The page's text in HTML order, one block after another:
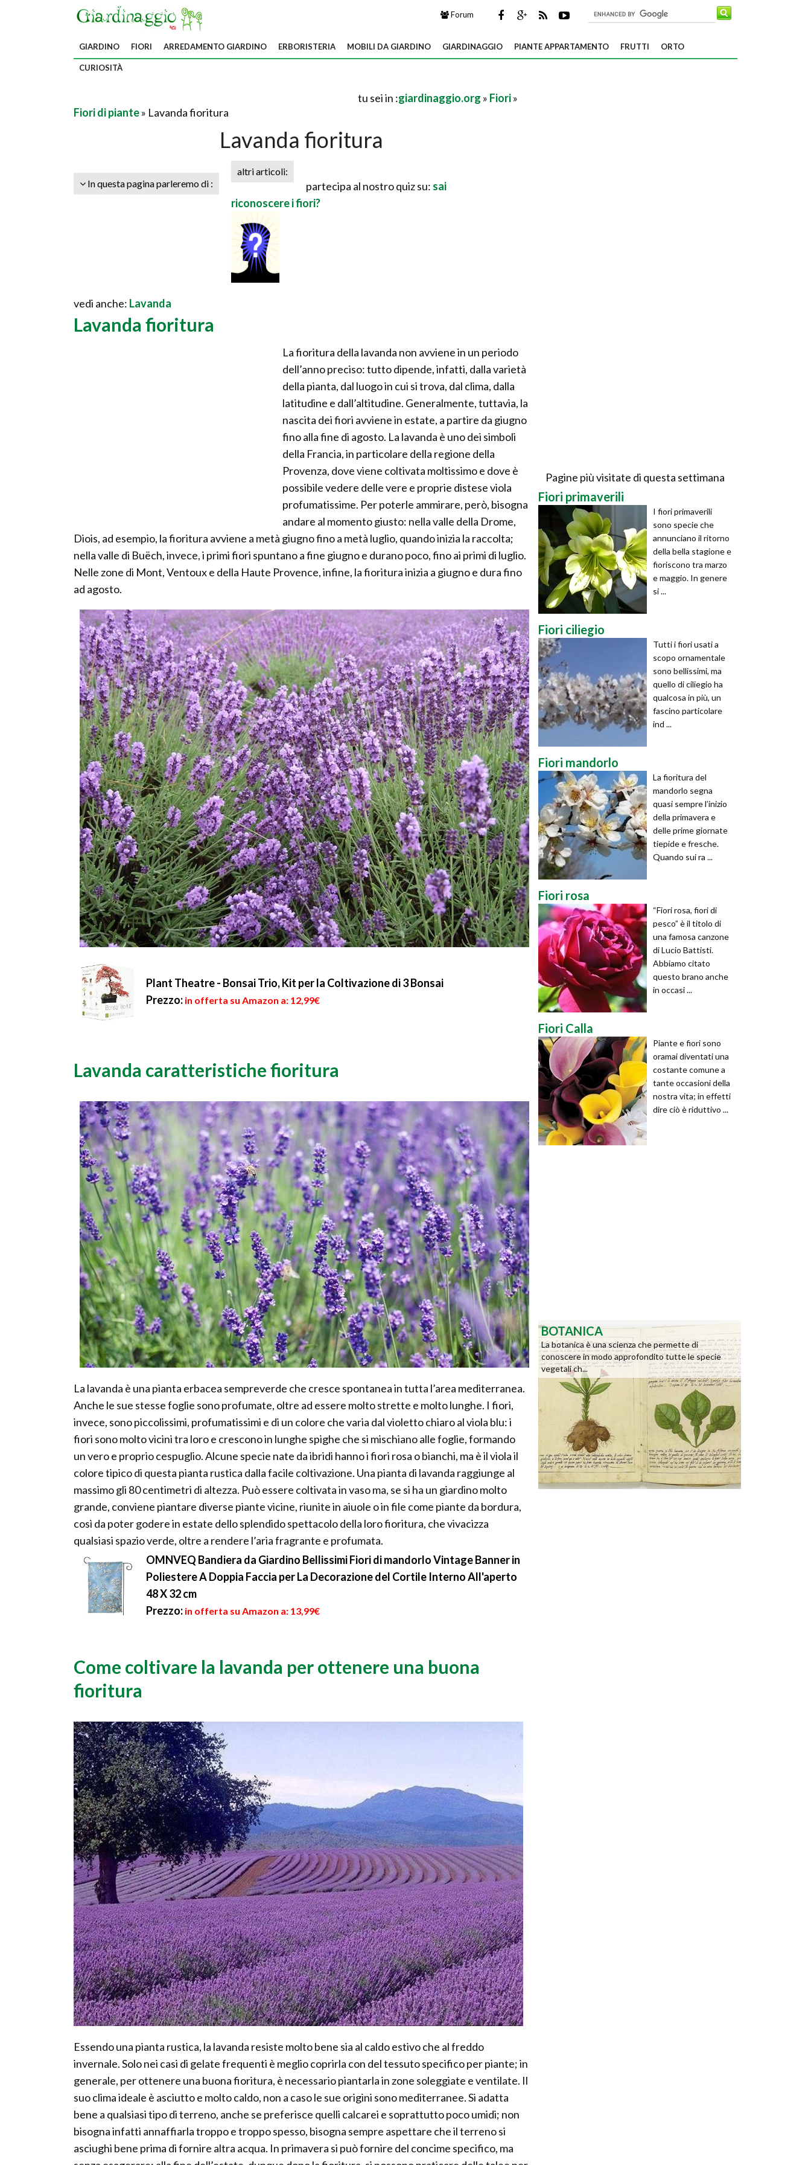
Forum
GIARDINO FIORI ARREDAMENTO GIARDINO ERBORISTERIA MOBILI DA GIARDINO GIARDINAGGIO PIANTE APPARTAMENTO FRUTTI ORTO
CURIOSITÀ
tu sei in :giardinaggio.org » Fiori»
Fiori di piante» Lavanda fioritura
Lavanda fioritura
In questa pagina parleremo di :
altri articoli:
partecipa al nostro quiz su: sai
riconoscere i fiori?
vedi anche: Lavanda
Lavanda fioritura
La fioritura della lavanda non avviene in un periodo
dell’anno preciso: tutto dipende, infatti, dalla varietà
della pianta, dal luogo in cui si trova, dal clima, dalla
latitudine e dall’altitudine. Generalmente, tuttavia, la
nascita dei fiori avviene in estate, a partire da giugno
fino alla fine di agosto. La lavanda è uno dei simboli
della Francia, in particolare della regione della
Provenza, dove viene coltivata moltissimo e dove è
possibile vedere delle vere e proprie distese viola
profumatissime. Per poterle ammirare, però, bisogna
andare al momento giusto: nella valle della Drome,
Diois, ad esempio, la fioritura avviene a metà giugno fino a metà luglio, quando inizia la raccolta;
nella valle di Buëch, invece, i primi fiori spuntano a fine giugno e durano poco, fino ai primi di luglio.
Nelle zone di Mont, Ventoux e della Haute Provence, infine, la fioritura inizia a giugno e dura fino
ad agosto.
Plant Theatre - Bonsai Trio, Kit per la Coltivazione di 3 Bonsai
Prezzo: in offerta su Amazon a: 12,99€
Lavanda caratteristiche fioritura
La lavanda è una pianta erbacea sempreverde che cresce spontanea in tutta l’area mediterranea.
Anche le sue stesse foglie sono profumate, oltre ad essere molto strette e molto lunghe. I fiori,
invece, sono piccolissimi, profumatissimi e di un colore che varia dal violetto chiaro al viola blu: i
fiori sono molto vicini tra loro e crescono in lunghe spighe che si mischiano alle foglie, formando
un vero e proprio cespuglio. Alcune specie nate da ibridi hanno i fiori rosa o bianchi, ma è il viola il
colore tipico di questa pianta rustica dalla facile coltivazione. Una pianta di lavanda raggiunge al
massimo gli 80 centimetri di altezza. Può essere coltivata in vaso ma, se si ha un giardino molto
grande, conviene piantare diverse piante vicine, riunite in aiuole o in file come piante da bordura,
così da poter godere in estate dello splendido spettacolo della loro fioritura, che vivacizza
qualsiasi spazio verde, oltre a rendere l’aria fragrante e profumata.
OMNVEQ Bandiera da Giardino Bellissimi Fiori di mandorlo Vintage Banner in
Poliestere A Doppia Faccia per La Decorazione del Cortile Interno All'aperto
48 X 32 cm
Prezzo: in offerta su Amazon a: 13,99€
Come coltivare la lavanda per ottenere una buona
fioritura
Essendo una pianta rustica, la lavanda resiste molto bene sia al caldo estivo che al freddo
invernale. Solo nei casi di gelate frequenti è meglio coprirla con del tessuto specifico per piante; in
generale, per ottenere una buona fioritura, è necessario piantarla in zone soleggiate e ventilate. Il
suo clima ideale è asciutto e molto caldo, non a caso le sue origini sono mediterranee. Si adatta
bene a qualsiasi tipo di terreno, anche se preferisce quelli calcarei e soprattutto poco umidi; non
bisogna infatti annaffiarla troppo e troppo spesso, bisogna sempre aspettare che il terreno si
asciughi bene prima di fornire altra acqua. In primavera si può fornire del concime specifico, ma
Pagine più visitate di questa settimana
Fiori primaverili
I fiori primaverili
sono specie che
annunciano il ritorno
della bella stagione e
fioriscono tra marzo
e maggio. In genere
si ...
Fiori ciliegio
Tutti i fiori usati a
scopo ornamentale
sono bellissimi, ma
quello di ciliegio ha
qualcosa in più, un
fascino particolare
ind ...
Fiori mandorlo
La fioritura del
mandorlo segna
quasi sempre l’inizio
della primavera e
delle prime giornate
tiepide e fresche.
Quando sui ra ...
Fiori rosa
“Fiori rosa, fiori di
pesco” è il titolo di
una famosa canzone
di Lucio Battisti.
Abbiamo citato
questo brano anche
in occasi ...
Fiori Calla
Piante e fiori sono
oramai diventati una
costante comune a
tante occasioni della
nostra vita; in effetti
dire ciò è riduttivo ...
BOTANICA
La botanica è una scienza che permette di
conoscere in modo approfondito tutte le specie
vegetali ch...